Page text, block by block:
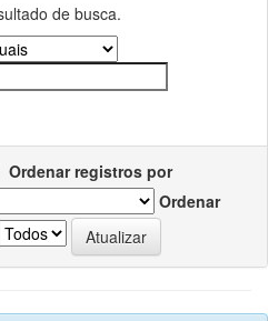
de busca.
Ordenar registros por
Ordenar